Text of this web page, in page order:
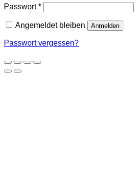
Passwort*Erforderlich
Angemeldet bleiben Anmelden
Passwort vergessen?